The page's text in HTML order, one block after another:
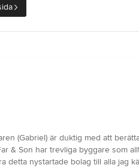
(Gabriel) är duktig med att
& Son har trevliga byggare som
nystartade bolag till alla jag